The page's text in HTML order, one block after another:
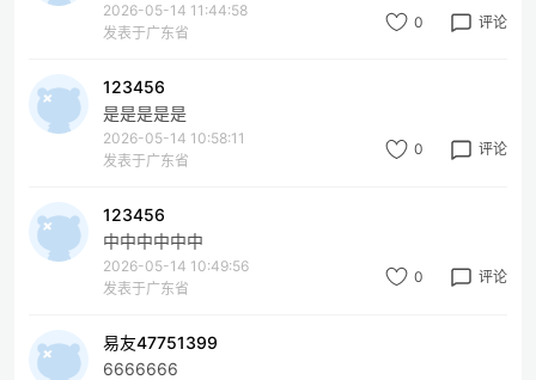
2026-05-14 11:44:58
发表于广东省
0 评论
123456
是是是是是
2026-05-14 10:58:11
发表于广东省
0 评论
123456
中中中中中中
2026-05-14 10:49:56
发表于广东省
0 评论
易友47751399
6666666